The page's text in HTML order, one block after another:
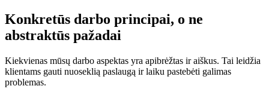
Konkretūs darbo principai, o ne
abstraktūs pažadai
Kiekvienas mūsų darbo aspektas yra apibrėžtas ir aiškus. Tai leidžia
klientams gauti nuoseklią paslaugą ir laiku pastebėti galimas
problemas.